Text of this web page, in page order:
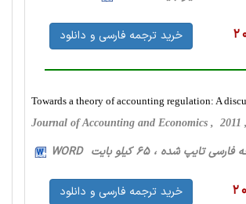
خرید ترجمه فارسی و دانلود
Towards a theory of accounting regulation: A
Journal of Accounting and Economics , 2011
خرید ترجمه فارسی و دانلود